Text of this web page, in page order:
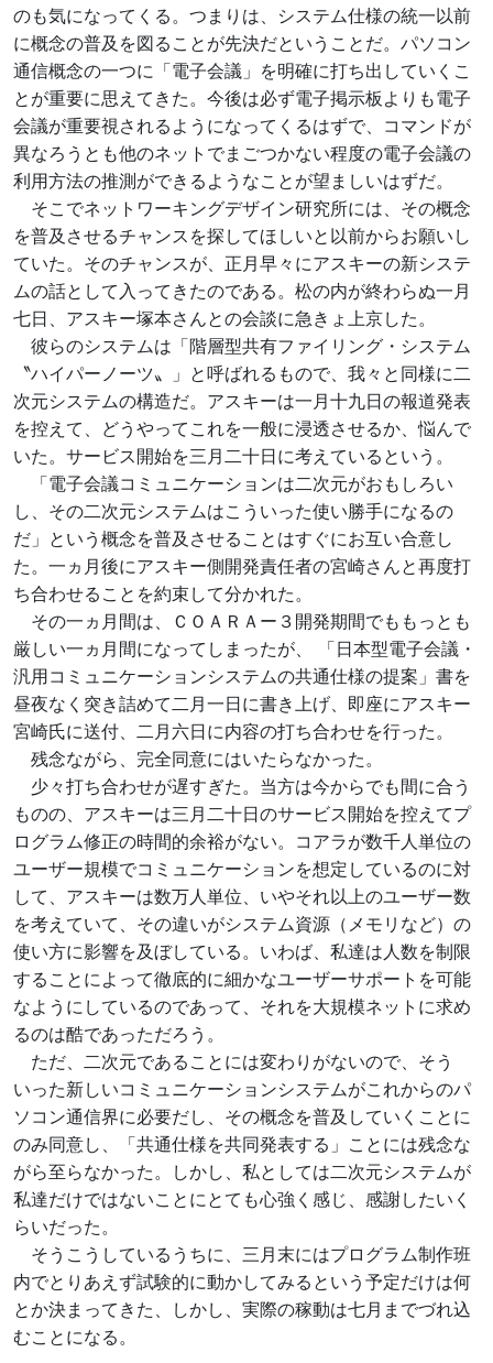
のも気になってくる。つまりは、システム仕様の統一以前
に概念の普及を図ることが先決だということだ。パソコン
通信概念の一つに「電子会議」を明確に打ち出していくこ
とが重要に思えてきた。今後は必ず電子掲示板よりも電子
会議が重要視されるようになってくるはずで、コマンドが
異なろうとも他のネットでまごつかない程度の電子会議の
利用方法の推測ができるようなことが望ましいはずだ。
そこでネットワーキングデザイン研究所には、その概念
を普及させるチャンスを探してほしいと以前からお願いし
ていた。そのチャンスが、正月早々にアスキーの新システ
ムの話として入ってきたのである。松の内が終わらぬ一月
七日、アスキー塚本さんとの会談に急きょ上京した。
彼らのシステムは「階層型共有ファイリング・システム
〝ハイパーノーツ〟」と呼ばれるもので、我々と同様に二
次元システムの構造だ。アスキーは一月十九日の報道発表
を控えて、どうやってこれを一般に浸透させるか、悩んで
いた。サービス開始を三月二十日に考えているという。
「電子会議コミュニケーションは二次元がおもしろい
し、その二次元システムはこういった使い勝手になるの
だ」という概念を普及させることはすぐにお互い合意し
た。一ヵ月後にアスキー側開発責任者の宮崎さんと再度打
ち合わせることを約束して分かれた。
その一ヵ月間は、ＣＯＡＲＡー３開発期間でももっとも
厳しい一ヵ月間になってしまったが、 「日本型電子会議・
汎用コミュニケーションシステムの共通仕様の提案」書を
昼夜なく突き詰めて二月一日に書き上げ、即座にアスキー
宮崎氏に送付、二月六日に内容の打ち合わせを行った。
残念ながら、完全同意にはいたらなかった。
少々打ち合わせが遅すぎた。当方は今からでも間に合う
ものの、アスキーは三月二十日のサービス開始を控えてプ
ログラム修正の時間的余裕がない。コアラが数千人単位の
ユーザー規模でコミュニケーションを想定しているのに対
して、アスキーは数万人単位、いやそれ以上のユーザー数
を考えていて、その違いがシステム資源（メモリなど）の
使い方に影響を及ぼしている。いわば、私達は人数を制限
することによって徹底的に細かなユーザーサポートを可能
なようにしているのであって、それを大規模ネットに求め
るのは酷であっただろう。
ただ、二次元であることには変わりがないので、そう
いった新しいコミュニケーションシステムがこれからのパ
ソコン通信界に必要だし、その概念を普及していくことに
のみ同意し、「共通仕様を共同発表する」ことには残念な
がら至らなかった。しかし、私としては二次元システムが
私達だけではないことにとても心強く感じ、感謝したいく
らいだった。
そうこうしているうちに、三月末にはプログラム制作班
内でとりあえず試験的に動かしてみるという予定だけは何
とか決まってきた、しかし、実際の稼動は七月までづれ込
むことになる。